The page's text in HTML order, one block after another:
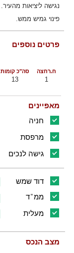
נגישה ליציאות מהעיר.
פינוי גמיש ממש.
פרטים נוספים
סה"כ קומות ח.רחצה
13 1
מאפיינים
חניה
מרפסת
גישה לנכים
דוד שמש
ממ"ד
מעלית
מצב הנכס